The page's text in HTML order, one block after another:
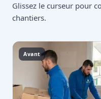
Glissez le curseur pour
chantiers.
Avant